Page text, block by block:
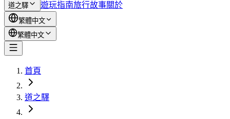
道之驛 遊玩指南旅行故事關於
繁體中文
繁體中文
首頁
道之驛